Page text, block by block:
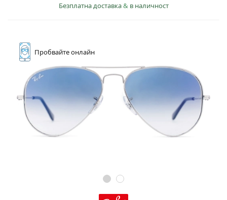
Безплатна доставка& в наличност
Пробвайтеонлайн